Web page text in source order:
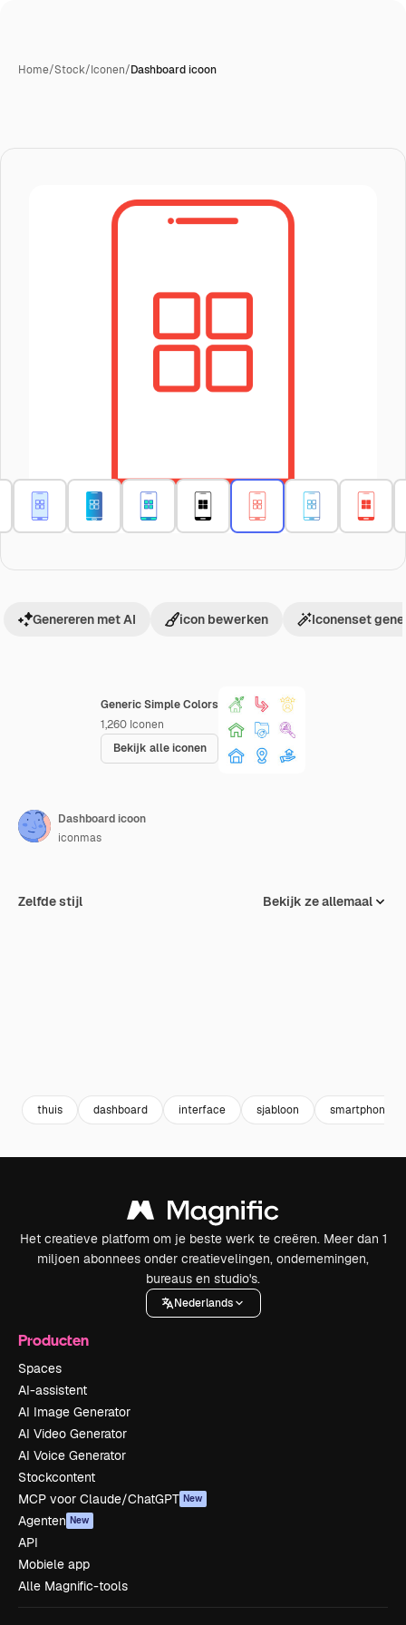
Home/Stock/Iconen/Dashboard icoon
Generic Simple Colors
1,260 Iconen
Bekijk alle iconen
Genereren met AI icon bewerken Iconenset
Dashboard icoon
iconmas
Zelfde stijl Bekijk ze allemaal
thuis dashboard interface sjabloon smartphone
Het creatieve platform om je beste werk te creëren. Meer dan 1
miljoen abonnees onder creatievelingen, ondernemingen,
bureaus en studio's.
Nederlands
Producten
Spaces
AI-assistent
AI Image Generator
AI Video Generator
AI Voice Generator
Stockcontent
MCP voor Claude/ChatGPT New
Agenten New
API
Mobiele app
Alle Magnific-tools